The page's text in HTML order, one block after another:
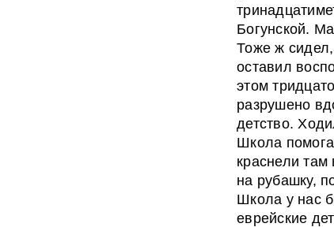
Богунской.
Тоже ж
оставил
этом
разрушено
детство.
Школа
краснели там
на рубашку,
Школа у нас
еврейские